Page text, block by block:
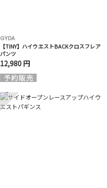
GYDA
【TINY】ハイウエストBACKクロスフレア
パンツ
12,980 円
8